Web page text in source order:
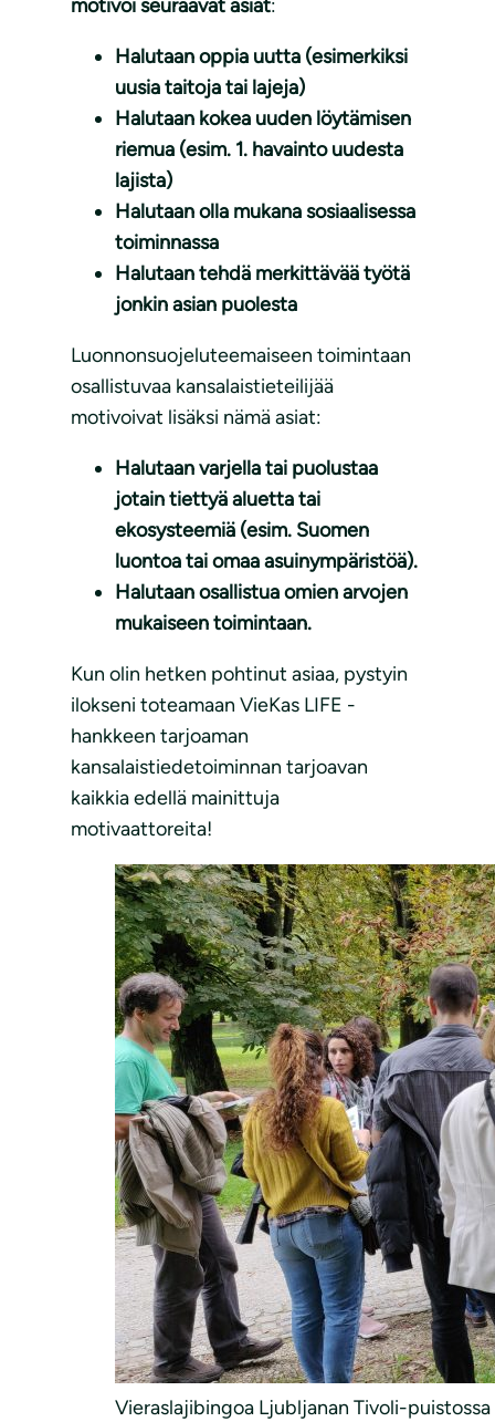
motivoi seuraavat asiat:
Halutaan oppia uutta (esimerkiksi
uusia taitoja tai lajeja)
Halutaan kokea uuden löytämisen
riemua (esim. 1. havainto uudesta
lajista)
Halutaan olla mukana sosiaalisessa
toiminnassa
Halutaan tehdä merkittävää työtä
jonkin asian puolesta
Luonnonsuojeluteemaiseen toimintaan
osallistuvaa kansalaistieteilijää
motivoivat lisäksi nämä asiat:
Halutaan varjella tai puolustaa
jotain tiettyä aluetta tai
ekosysteemiä (esim. Suomen
luontoa tai omaa asuinympäristöä).
Halutaan osallistua omien arvojen
mukaiseen toimintaan.
Kun olin hetken pohtinut asiaa, pystyin
ilokseni toteamaan VieKas LIFE -
hankkeen tarjoaman
kansalaistiedetoiminnan tarjoavan
kaikkia edellä mainittuja
motivaattoreita!
Vieraslajibingoa Ljubljanan Tivoli-